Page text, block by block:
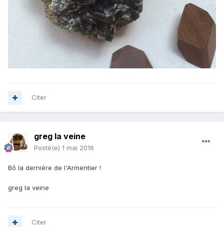
Citer
greg la veine
Posté(e) 1 mai 2016
Bô la dernière de l'Armentier !
greg la veine
Citer